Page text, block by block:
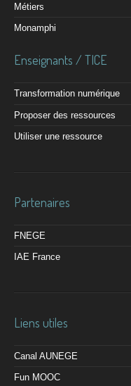
Métiers
Monamphi
Enseignants / TICE
Transformation numérique
Proposer des ressources
Utiliser une ressource
Partenaires
FNEGE
IAE France
Liens utiles
Canal AUNEGE
Fun MOOC